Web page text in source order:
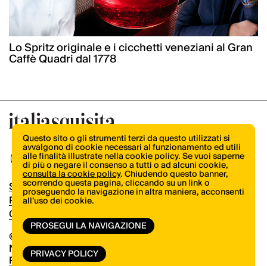
Lo Spritz originale e i cicchetti veneziani al Gran
Caffè Quadri dal 1778
© Copyright 2026.Vertical.it
N.ro Iscrizione ROC 32504
Privacy Policy
Shop
Pubblicità
Contatti
Questo sito o gli strumenti terzi da questo utilizzati si
avvalgono di cookie necessari al funzionamento ed utili
alle finalità illustrate nella cookie policy. Se vuoi saperne
di più o negare il consenso a tutti o ad alcuni cookie,
consulta la cookie policy. Chiudendo questo banner,
scorrendo questa pagina, cliccando su un link o
proseguendo la navigazione in altra maniera, acconsenti
all’uso dei cookie.
PROSEGUI LA NAVIGAZIONE
PRIVACY POLICY